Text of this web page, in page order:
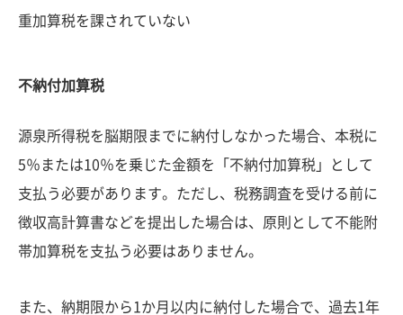
重加算税を課されていない
不納付加算税
源泉所得税を脳期限までに納付しなかった場合、本税に
5％または10％を乗じた金額を「不納付加算税」として
支払う必要があります。ただし、税務調査を受ける前に
徴収高計算書などを提出した場合は、原則として不能附
帯加算税を支払う必要はありません。
また、納期限から1か月以内に納付した場合で、過去1年